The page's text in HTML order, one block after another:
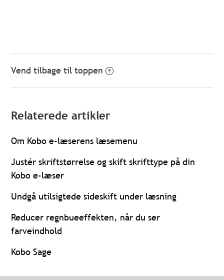
Vend tilbage til toppen
Relaterede artikler
Om Kobo e-læserens læsemenu
Justér skriftstørrelse og skift skrifttype på din
Kobo e-læser
Undgå utilsigtede sideskift under læsning
Reducer regnbueeffekten, når du ser
farveindhold
Kobo Sage